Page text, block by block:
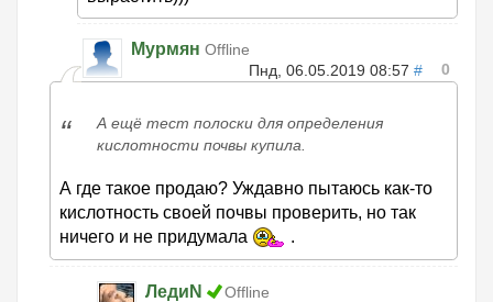
Мурмян Offline
Пнд, 06.05.2019 08:57 # 0
А ещё тест полоски для определения
кислотности почвы купила.
А где такое продаю? Уждавно пытаюсь как-то
кислотность своей почвы проверить, но так
ничего и не придумала
.
ЛедиN
Offline